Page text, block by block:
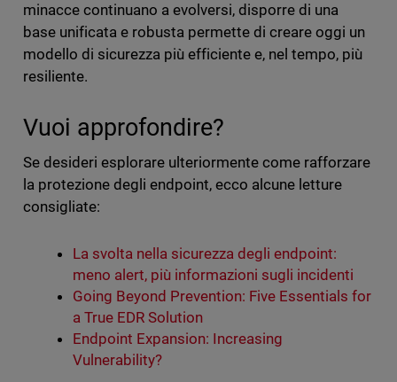
minacce continuano a evolversi, disporre di una
base unificata e robusta permette di creare oggi un
modello di sicurezza più efficiente e, nel tempo, più
resiliente.
Vuoi approfondire?
Se desideri esplorare ulteriormente come rafforzare
la protezione degli endpoint, ecco alcune letture
consigliate:
La svolta nella sicurezza degli endpoint:
meno alert, più informazioni sugli incidenti
Going Beyond Prevention: Five Essentials for
a True EDR Solution
Endpoint Expansion: Increasing
Vulnerability?